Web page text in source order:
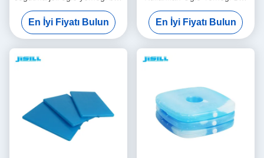
paketleri Dondurulmuş
gıdalar için uzun ömürlü
dondurucu paketler
En İyi Fiyatı Bulun
Paketleri Ev İçin Gel
Soğutma Tablası
Dondurulmuş Yiyecekler İçin
En İyi Fiyatı Bulun